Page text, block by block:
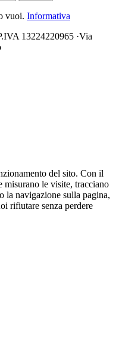
vuoi. Informativa
13224220965 ·Via
del sito. Con il
misurano le visite, tracciano
la navigazione sulla pagina,
rifiutare senza perdere